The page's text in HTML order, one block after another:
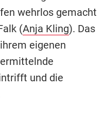
wehrlos gemacht
(Anja Kling). Das
eigenen
und die